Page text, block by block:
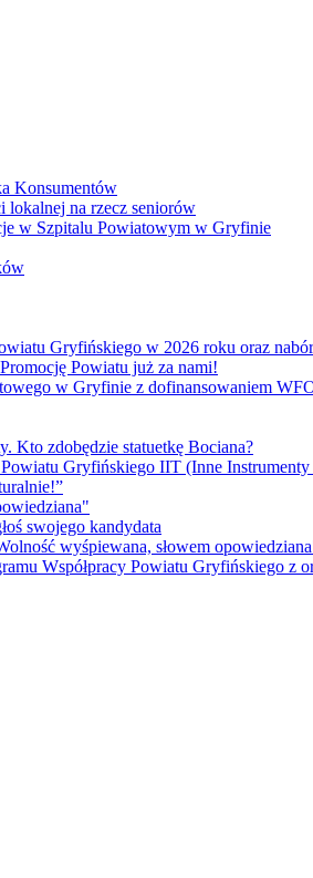
Konsumentów
lokalnej na rzecz seniorów
w Szpitalu Powiatowym w Gryfinie
Gryfińskiego w 2026 roku oraz
Powiatu już za nami!
w Gryfinie z dofinansowaniem
Kto zdobędzie statuetkę Bociana?
Gryfińskiego IIT (Inne
swojego kandydata
wyśpiewana, słowem
Współpracy Powiatu Gryfińskiego z